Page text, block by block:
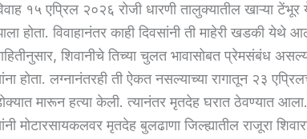
१५ एप्रिल २०२६ रोजी धारणी तालुक्यातील खाऱ्या
होता. विवाहानंतर काही दिवसांनी ती माहेरी खडकी
शिवानीचे तिच्या चुलत भावासोबत प्रेमसंबंध
होता. लग्नानंतरही ती ऐकत नसल्याच्या रागातून २३
मारून हत्या केली. त्यानंतर मृतदेह घरात ठेवण्यात
मोटारसायकलवर मृतदेह बुलढाणा जिल्ह्यातील राजूरा